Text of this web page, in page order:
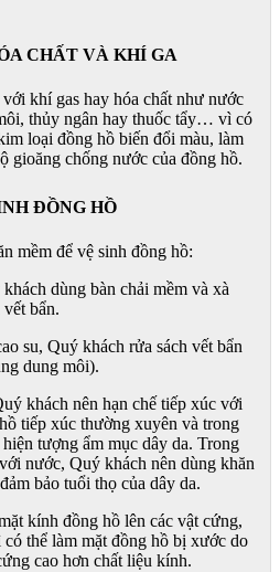
CHẤT VÀ KHÍ GA
khí gas hay hóa chất như nước
thủy ngân hay thuốc tẩy… vì có
loại đồng hồ biến đổi màu, làm
gioăng chống nước của đồng hồ.
ĐỒNG HỒ
mềm để vệ sinh đồng hồ:
dùng bàn chải mềm và xà
bẩn.
su, Quý khách rửa sách vết bẩn
dung môi).
khách nên hạn chế tiếp xúc với
tiếp xúc thường xuyên và trong
tượng ẩm mục dây da. Trong
nước, Quý khách nên dùng khăn
bảo tuổi thọ của dây da.
kính đồng hồ lên các vật cứng,
thể làm mặt đồng hồ bị xước do
cao hơn chất liệu kính.